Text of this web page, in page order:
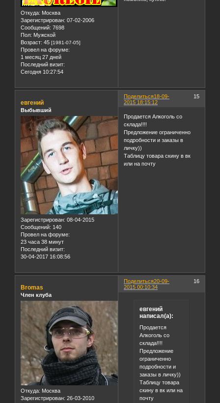
Откуда: Москва
Зарегистрирован: 07-02-2006
Сообщений: 7698
Пол: Мужской
Возраст: 45 [1981-07-05]
Провел на форуме:
1 месяц 27 дней
Последний визит:
Сегодня 10:27:54
Поделиться 15
18-09-
2015 18:15:12
евгений
Выбывший
Зарегистрирован: 08-04-2015
Сообщений: 140
Провел на форуме:
23 часа 38 минут
Последний визит:
30-04-2017 16:08:56
Продается Алкоголь со
склада!!!!
Предложение ограниченно
подробности и заказы в
личку))
Таблицу товара скину в вк
или на почту
Поделиться 16
20-09-
2015 00:10:34
Bromas
Член клуба
Откуда: Москва
Зарегистрирован: 26-03-2010
евгений
написал(а):
Продается
Алкоголь со
склада!!!!
Предложение
ограниченно
подробности и
заказы в личку))
Таблицу товара
скину в вк или на
почту